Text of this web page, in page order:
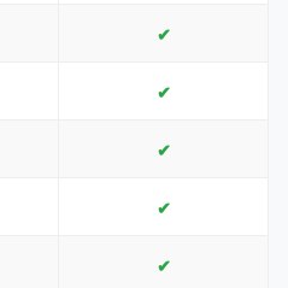
✔
✔
✔
✔
✔